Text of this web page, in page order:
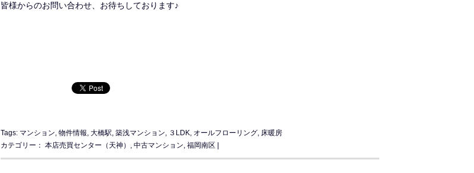
皆様からのお問い合わせ、お待ちしております♪
Tags: マンション, 物件情報, 大橋駅, 築浅マンション, ３LDK, オールフローリング, 床暖房
カテゴリー： 本店売買センター（天神） , 中古マンション, 福岡南区